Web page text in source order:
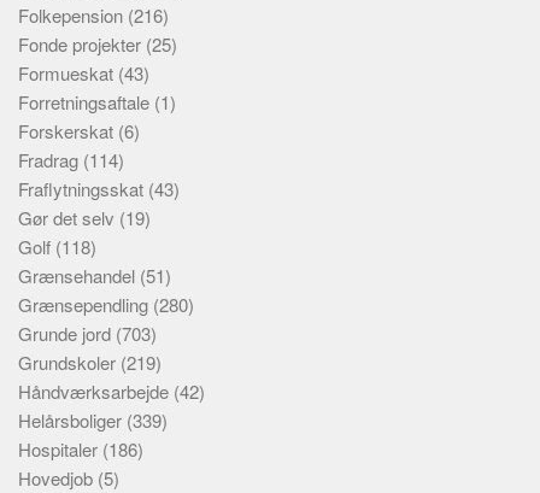
Folkepension (216)
Fonde projekter (25)
Formueskat (43)
Forretningsaftale (1)
Forskerskat (6)
Fradrag (114)
Fraflytningsskat (43)
Gør det selv (19)
Golf (118)
Grænsehandel (51)
Grænsependling (280)
Grunde jord (703)
Grundskoler (219)
Håndværksarbejde (42)
Helårsboliger (339)
Hospitaler (186)
Hovedjob (5)